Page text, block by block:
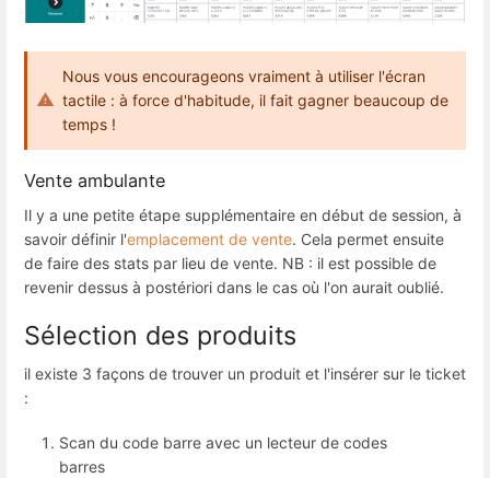
Nous vous encourageons vraiment à utiliser l'écran
tactile : à force d'habitude, il fait gagner beaucoup de
temps !
Vente ambulante
Il y a une petite étape supplémentaire en début de session, à
savoir définir l'emplacement de vente. Cela permet ensuite
de faire des stats par lieu de vente. NB : il est possible de
revenir dessus à postériori dans le cas où l'on aurait oublié.
Sélection des produits
il existe 3 façons de trouver un produit et l'insérer sur le ticket
:
Scan du code barre avec un lecteur de codes
barres